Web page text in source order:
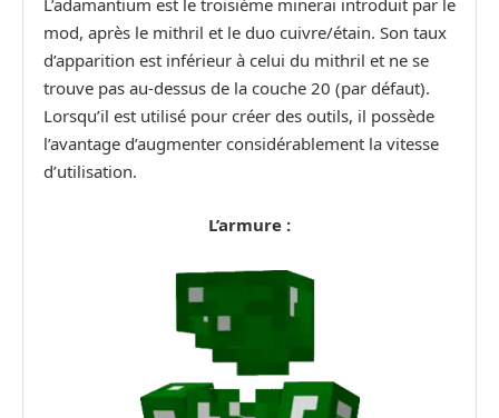
L’adamantium est le troisième minerai introduit par le
mod, après le mithril et le duo cuivre/étain. Son taux
d’apparition est inférieur à celui du mithril et ne se
trouve pas au-dessus de la couche 20 (par défaut).
Lorsqu’il est utilisé pour créer des outils, il possède
l’avantage d’augmenter considérablement la vitesse
d’utilisation.
L’armure :